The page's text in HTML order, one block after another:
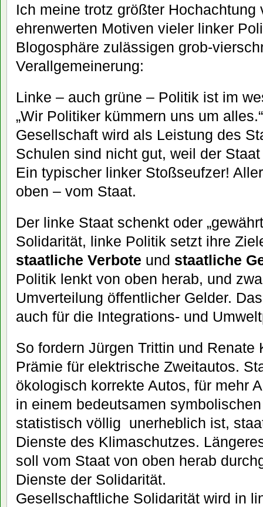
Ich meine trotz größter Hochachtung
ehrenwerten Motiven vieler linker
Blogosphäre zulässigen grob-
Verallgemeinerung:
Linke – auch grüne – Politik ist im
„Wir Politiker kümmern uns um
Gesellschaft wird als Leistung des
Schulen sind nicht gut, weil der
Ein typischer linker Stoßseufzer!
oben – vom Staat.
Der linke Staat schenkt oder
Solidarität, linke Politik setzt ihre
staatliche Verbote und staatliche
Politik lenkt von oben herab, und
Umverteilung öffentlicher Gelder.
auch für die Integrations- und
So fordern Jürgen Trittin und Renate
Prämie für elektrische Zweitautos.
ökologisch korrekte Autos, für mehr
in einem bedeutsamen
statistisch völlig unerheblich ist,
Dienste des Klimaschutzes.
soll vom Staat von oben herab
Dienste der Solidarität.
Gesellschaftliche Solidarität wird in